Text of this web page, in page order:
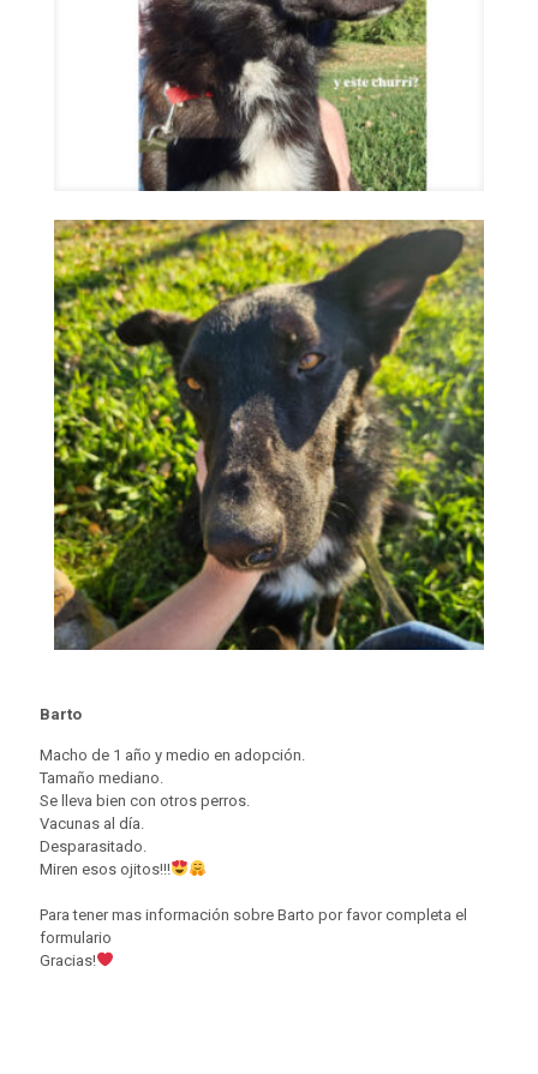
Barto
Macho de 1 año y medio en adopción.
Tamaño mediano.
Se lleva bien con otros perros.
Vacunas al día.
Desparasitado.
Miren esos ojitos!!!
Para tener mas información sobre Barto por favor completa el
formulario
Gracias!